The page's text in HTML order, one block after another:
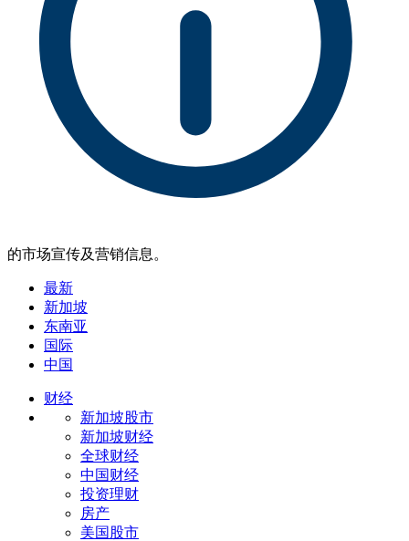
的市场宣传及营销信息。
最新
新加坡
东南亚
国际
中国
财经
新加坡股市
新加坡财经
全球财经
中国财经
投资理财
房产
美国股市